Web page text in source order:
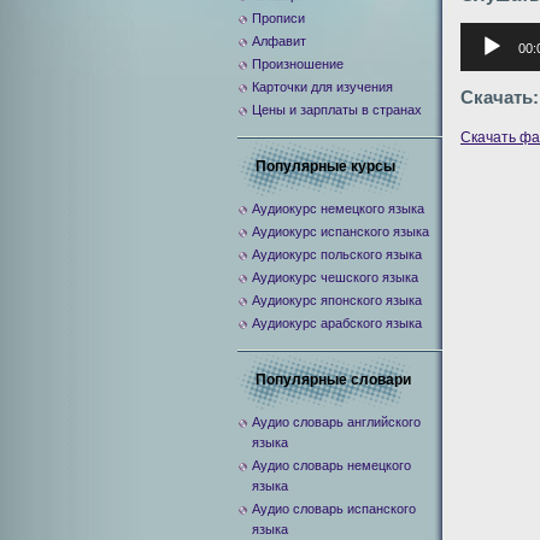
Аудиоплеер
Скачать:
Скачать
Прописи
Алфавит
Произношение
Карточки для изучения
Цены и зарплаты в странах
Популярные курсы
Аудиокурс немецкого языка
Аудиокурс испанского языка
Аудиокурс польского языка
Аудиокурс чешского языка
Аудиокурс японского языка
Аудиокурс арабского языка
Популярные словари
Аудио словарь английского
языка
Аудио словарь немецкого
языка
Аудио словарь испанского
языка